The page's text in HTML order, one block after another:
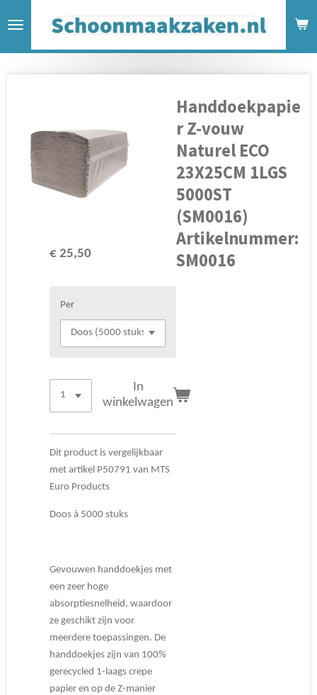
direct
Handdoekpapie
r Z-vouw
Naturel ECO
23X25CM 1LGS
5000ST
(SM0016)
Artikelnummer:
SM0016
€ 25,50
Per
In
winkelwagen
Dit product is vergelijkbaar
met artikel P50791 van MTS
Euro Products
Doos à 5000 stuks
Gevouwen handdoekjes met
een zeer hoge
absorptiesnelheid, waardoor
ze geschikt zijn voor
meerdere toepassingen. De
handdoekjes zijn van 100%
gerecycled 1-laags crepe
papier en op de Z-manier